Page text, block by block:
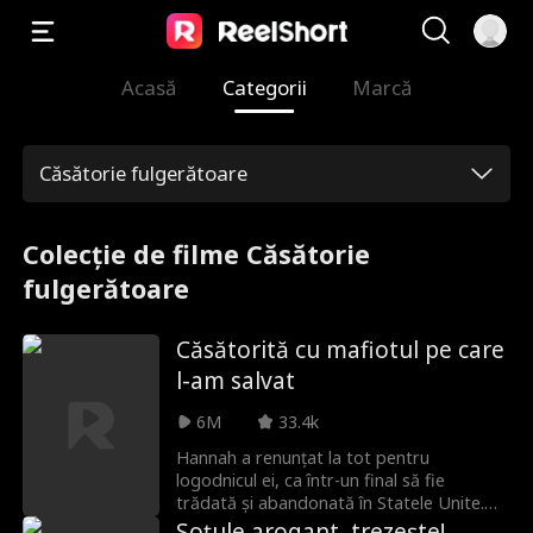
Acasă Categorii Marcă
Căsătorie fulgerătoare
Colecție de filme Căsătorie
fulgerătoare
Căsătorită cu mafiotul pe care
l-am salvat
6M
33.4k
Hannah a renunțat la tot pentru
logodnicul ei, ca într-un final să fie
trădată și abandonată în Statele Unite.
Disperată să rămână în țară, se